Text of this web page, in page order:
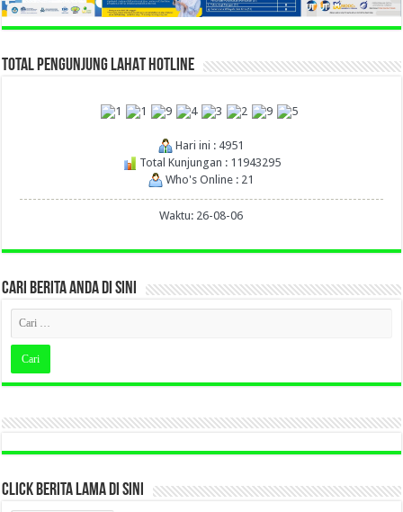
TOTAL PENGUNJUNG LAHAT HOTLINE
Hari ini : 4951
Total Kunjungan : 11943295
Who's Online : 21
Waktu: 26-08-06
CARI BERITA ANDA DI SINI
CLICK BERITA LAMA DI SINI